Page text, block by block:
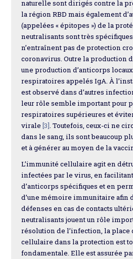
naturelle sont dirigés contre la
la région RBD mais également
(appelées « épitopes ») de la
neutralisants sont très spécifiques
n’entraînent pas de protection
coronavirus. Outre la production
une production d’anticorps
respiratoires appelés IgA. À
est observé dans d’autres
leur rôle semble important pour
respiratoires supérieures et
virale[3]. Toutefois, ceux-ci ne
dans le sang, ils sont beaucoup
et à générer au moyen de la
L’immunité cellulaire agit en
infectées par le virus, en
d’anticorps spécifiques et en
d’une mémoire immunitaire afin
défenses en cas de contacts
neutralisants jouent un rôle
résolution de l’infection, la place
cellulaire dans la protection est
fondamentale. Elle est assurée